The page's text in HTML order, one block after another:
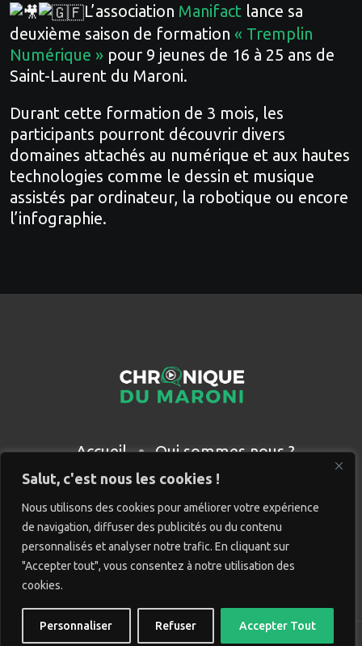
Salut, c'est nous les cookies !
Nous utilisons des cookies pour améliorer votre expérience
de navigation, diffuser des publicités ou du contenu
personnalisés et analyser notre trafic. En cliquant sur
"Accepter tout", vous consentez à notre utilisation des
cookies.
Personnaliser Refuser Accepter Tout
L’association Manifact lance sa
deuxième saison de formation « Tremplin
Numérique » pour 9 jeunes de 16 à 25 ans de
Saint-Laurent du Maroni.
Durant cette formation de 3 mois, les
participants pourront découvrir divers
domaines attachés au numérique et aux hautes
technologies comme le dessin et musique
assistés par ordinateur, la robotique ou encore
l’infographie.
Accueil
Qui sommes nous ?
Partenaires
Contact